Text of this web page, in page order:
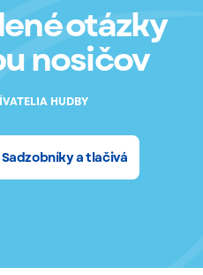
otázky
nosičov
HUDBY
Sadzobníky a tlačivá